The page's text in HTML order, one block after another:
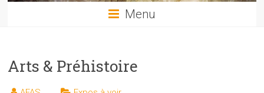
sciences
les
Menu
Arts & Préhistoire